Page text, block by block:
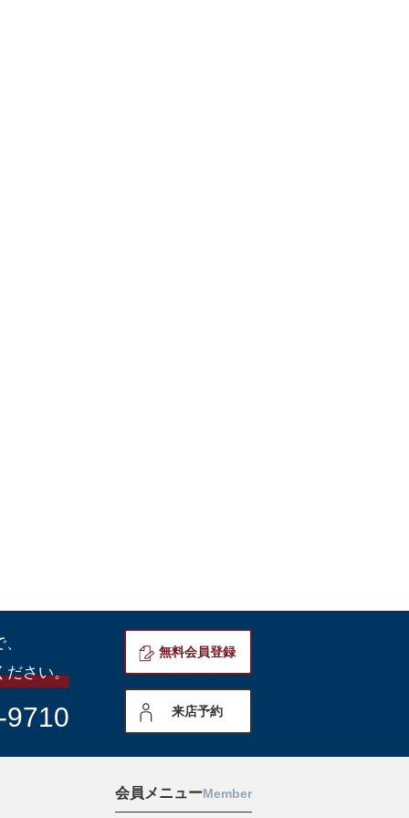
ださい。
9710
無料会員登録
来店予約
会員メニューMember